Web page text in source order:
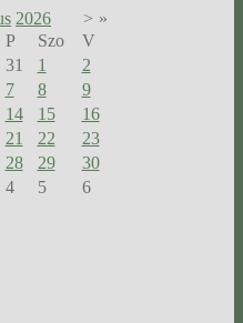
2026 > »
P Szo
V
31 1
2
7 8
9
14 15
16
21 22
23
28 29
30
4 5 6